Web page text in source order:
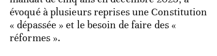
évoqué à plusieurs reprises une Constitution
« dépassée » et le besoin de faire des «
réformes ».